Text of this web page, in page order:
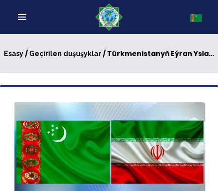
Esasy/ Geçirilen duşuşyklar/ Türkmenistanyň Eýran Yslam Respublikasyndaky Ilçisi bilen Erkin Söwda Zolaklarynyň Sekretariatynyň Medeniýet meseleleri boýunça orunbasarynyň arasynda geçirilen duşuşyk